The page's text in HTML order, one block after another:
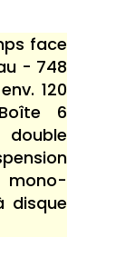
face
- 748
120
6
disque